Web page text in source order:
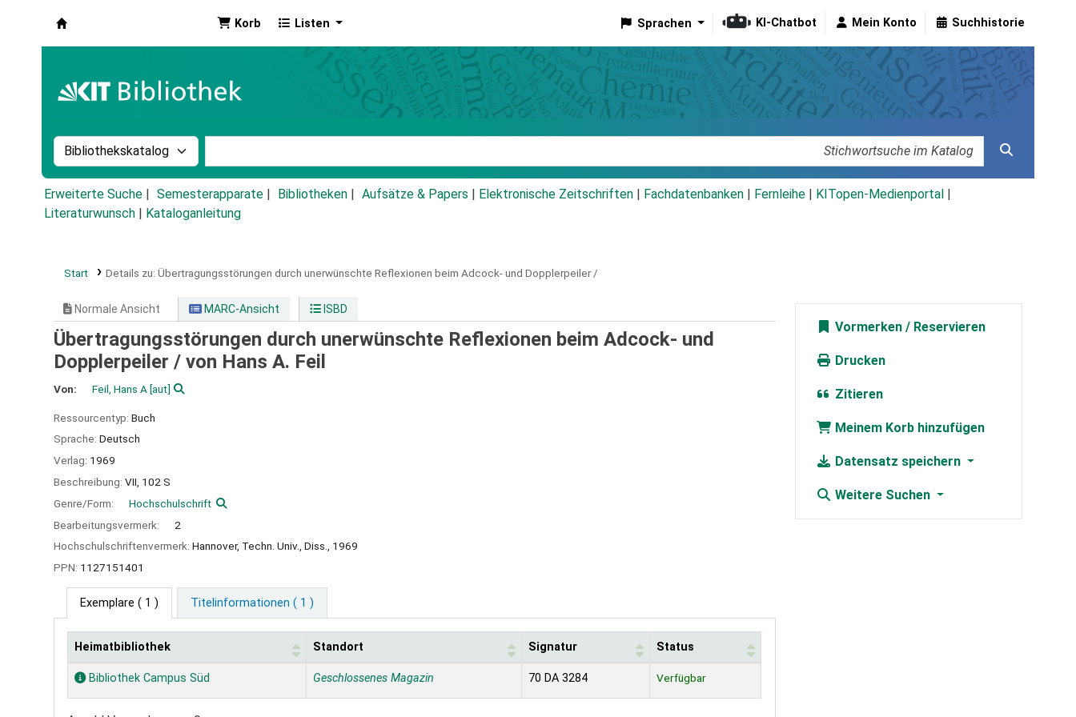
Korb Listen Sprachen KI-Chatbot Mein Konto Suchhistorie
Suche im Katalog nach:
Erweiterte Suche Semesterapparate Bibliotheken Aufsätze & Papers Elektronische Zeitschriften Fachdatenbanken Fernleihe KITopen-Medienportal
Literaturwunsch
Kataloganleitung
Start Details zu: Übertragungsstörungen durch unerwünschte Reflexionen beim Adcock- und Dopplerpeiler /
Normale Ansicht MARC-Ansicht ISBD
Übertragungsstörungen durch unerwünschte Reflexionen beim Adcock- und
Dopplerpeiler / von Hans A. Feil
Von: Feil, Hans A [aut]
Ressourcentyp: Buch
Sprache: Deutsch
Verlag: 1969
Beschreibung: VII, 102 S
Genre/Form:
Hochschulschrift
Bearbeitungsvermerk:
2
Hochschulschriftenvermerk: Hannover, Techn. Univ., Diss., 1969
PPN: 1127151401
Exemplare ( 1 ) Titelinformationen ( 1 )
Exemplare
Heimatbibliothek Standort Signatur Status
Bibliothek Campus Süd Geschlossenes Magazin 70 DA 3284 Verfügbar
Vormerken
Drucken
Zitieren
Meinem Korb hinzufügen
Datensatz speichern
Weitere Suchen